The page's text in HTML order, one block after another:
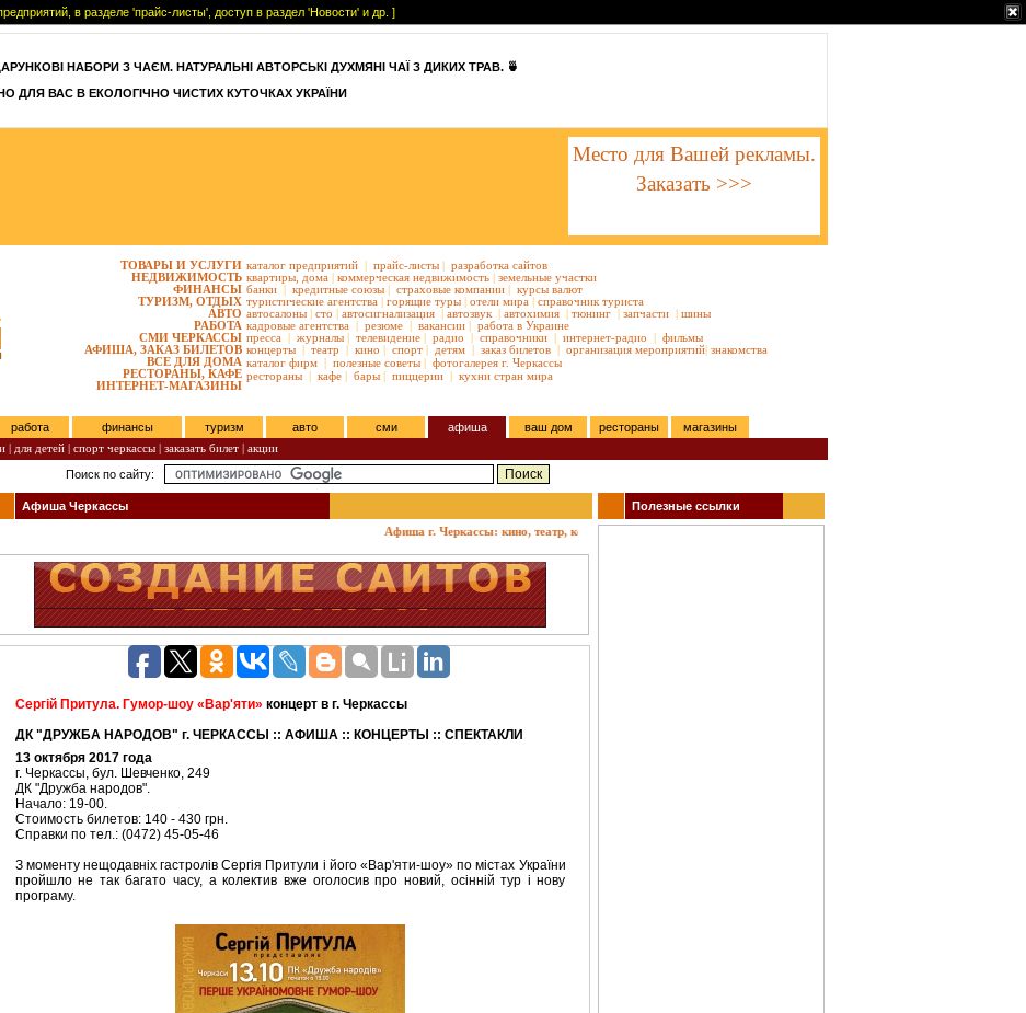
в разделе 'прайс-листы', доступ в раздел 'Новости' и др. ]
НАБОРИ З ЧАЄМ. НАТУРАЛЬНІ АВТОРСЬКІ ДУХМЯНІ ЧАЇ З ДИКИХ ТРАВ. 🍵
ДЛЯ ВАС В ЕКОЛОГІЧНО ЧИСТИХ КУТОЧКАХ УКРАЇНИ
Место для Вашей рекламы.
Заказать >>>
ТОВАРЫ И УСЛУГИ
НЕДВИЖИМОСТЬ
ФИНАНСЫ
ТУРИЗМ, ОТДЫХ
АВТО
РАБОТА
СМИ ЧЕРКАССЫ
АФИША, ЗАКАЗ БИЛЕТОВ
ВСЕ ДЛЯ ДОМА
РЕСТОРАНЫ, КАФЕ
ИНТЕРНЕТ-МАГАЗИНЫ
каталог предприятий | прайс-листы | разработка сайтов
квартиры, дома | коммерческая недвижимость | земельные участки
банки | кредитные союзы | страховые компании | курсы валют
туристические агентства | горящие туры | отели мира | справочник туриста
автосалоны | сто | автосигнализация | автозвук | автохимия | тюнинг | запчасти | шины
кадровые агентства | резюме | вакансии | работа в Украине
пресса | журналы | телевидение | радио | справочники | интернет-радио | фильмы
концерты | театр | кино | спорт | детям | заказ билетов | организация мероприятий| знакомства
каталог фирм | полезные советы | фотогалерея г. Черкассы
рестораны | кафе | бары | пиццерии | кухни стран мира
работа финансы туризм авто сми афиша ваш дом рестораны
магазины
| для детей | спорт черкассы | заказать билет | акции
Поиск по сайту:
Афиша Черкассы
Афиша г. Черкассы: кино, театр, концерты, спектакли, гастроли, выставки, акции, музеи, спорт. Заказ билетов.
Сергій Притула. Гумор-шоу «Вар'яти» концерт в г. Черкассы
ДК "ДРУЖБА НАРОДОВ" г. ЧЕРКАССЫ :: АФИША :: КОНЦЕРТЫ :: СПЕКТАКЛИ
13 октября 2017 года
г. Черкассы, бул. Шевченко, 249
ДК "Дружба народов".
Начало: 19-00.
Стоимость билетов: 140 - 430 грн.
Справки по тел.: (0472) 45-05-46
З моменту нещодавніх гастролів Сергія Притули і його «Вар'яти-шоу» по містах України
пройшло не так багато часу, а колектив вже оголосив про новий, осінній тур і нову
програму.
Полезные ссылки